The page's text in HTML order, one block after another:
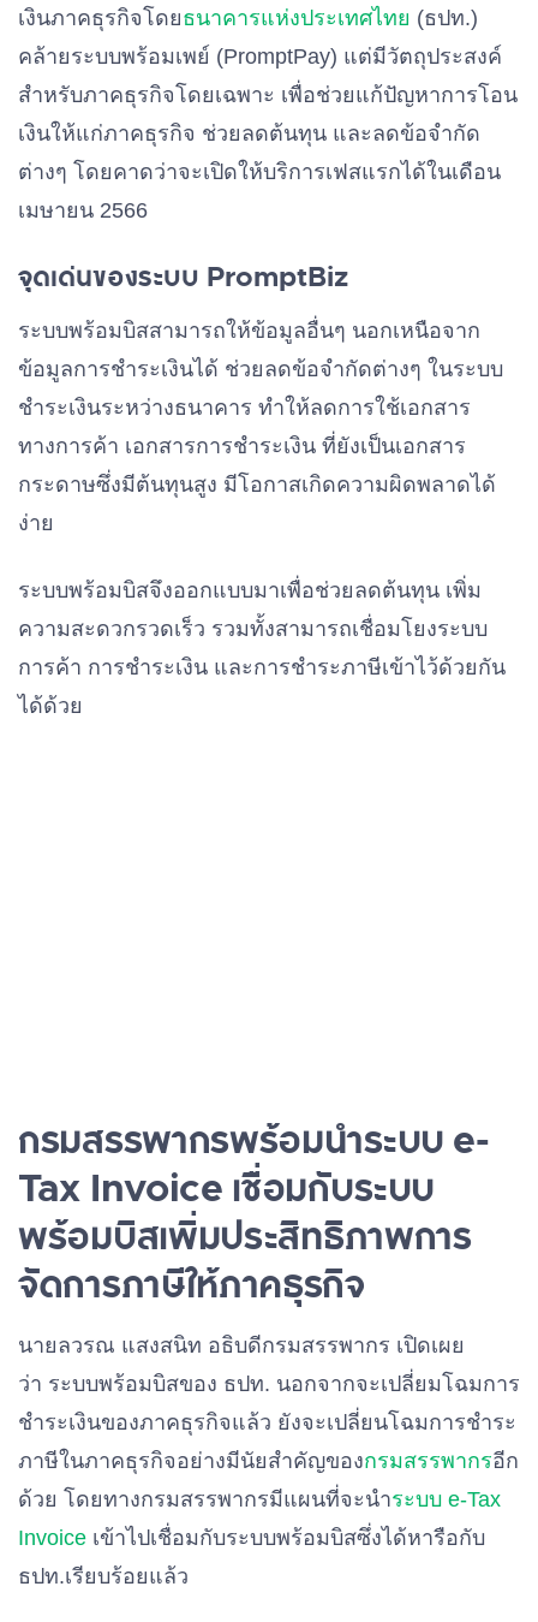
เงินภาคธุรกิจโดยธนาคารแห่งประเทศไทย (ธปท.)
คล้ายระบบพร้อมเพย์ (PromptPay) แต่มีวัตถุประสงค์
สำหรับภาคธุรกิจโดยเฉพาะ เพื่อช่วยแก้ปัญหาการโอน
เงินให้แก่ภาคธุรกิจ ช่วยลดต้นทุน และลดข้อจำกัด
ต่างๆ โดยคาดว่าจะเปิดให้บริการเฟสแรกได้ในเดือน
เมษายน 2566
จุดเด่นของระบบ PromptBiz
ระบบพร้อมบิสสามารถให้ข้อมูลอื่นๆ นอกเหนือจาก
ข้อมูลการชำระเงินได้ ช่วยลดข้อจำกัดต่างๆ ในระบบ
ชำระเงินระหว่างธนาคาร ทำให้ลดการใช้เอกสาร
ทางการค้า เอกสารการชำระเงิน ที่ยังเป็นเอกสาร
กระดาษซึ่งมีต้นทุนสูง มีโอกาสเกิดความผิดพลาดได้
ง่าย
ระบบพร้อมบิสจึงออกแบบมาเพื่อช่วยลดต้นทุน เพิ่ม
ความสะดวกรวดเร็ว รวมทั้งสามารถเชื่อมโยงระบบ
การค้า การชำระเงิน และการชำระภาษีเข้าไว้ด้วยกัน
ได้ด้วย
กรมสรรพากรพร้อมนำระบบ e-
Tax Invoice เชื่อมกับระบบ
พร้อมบิสเพิ่มประสิทธิภาพการ
จัดการภาษีให้ภาคธุรกิจ
นายลวรณ แสงสนิท อธิบดีกรมสรรพากร เปิดเผย
ว่า ระบบพร้อมบิสของ ธปท. นอกจากจะเปลี่ยมโฉมการ
ชำระเงินของภาคธุรกิจแล้ว ยังจะเปลี่ยนโฉมการชำระ
ภาษีในภาคธุรกิจอย่างมีนัยสำคัญของกรมสรรพากรอีก
ด้วย โดยทางกรมสรรพากรมีแผนที่จะนำระบบ e-Tax
Invoice เข้าไปเชื่อมกับระบบพร้อมบิสซึ่งได้หารือกับ
ธปท.เรียบร้อยแล้ว